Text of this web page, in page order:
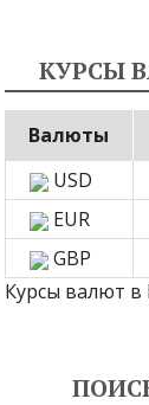
КУРСЫ
Валюты
USD
EUR
GBP
Курсы валют в